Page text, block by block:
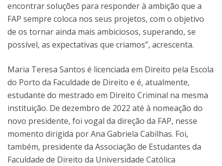
encontrar soluções para responder à ambição que a
FAP sempre coloca nos seus projetos, com o objetivo
de os tornar ainda mais ambiciosos, superando, se
possível, as expectativas que criamos”, acrescenta.
Maria Teresa Santos é licenciada em Direito pela Escola
do Porto da Faculdade de Direito e é, atualmente,
estudante do mestrado em Direito Criminal na mesma
instituição. De dezembro de 2022 até à nomeação do
novo presidente, foi vogal da direção da FAP, nesse
momento dirigida por Ana Gabriela Cabilhas. Foi,
também, presidente da Associação de Estudantes da
Faculdade de Direito da Universidade Católica